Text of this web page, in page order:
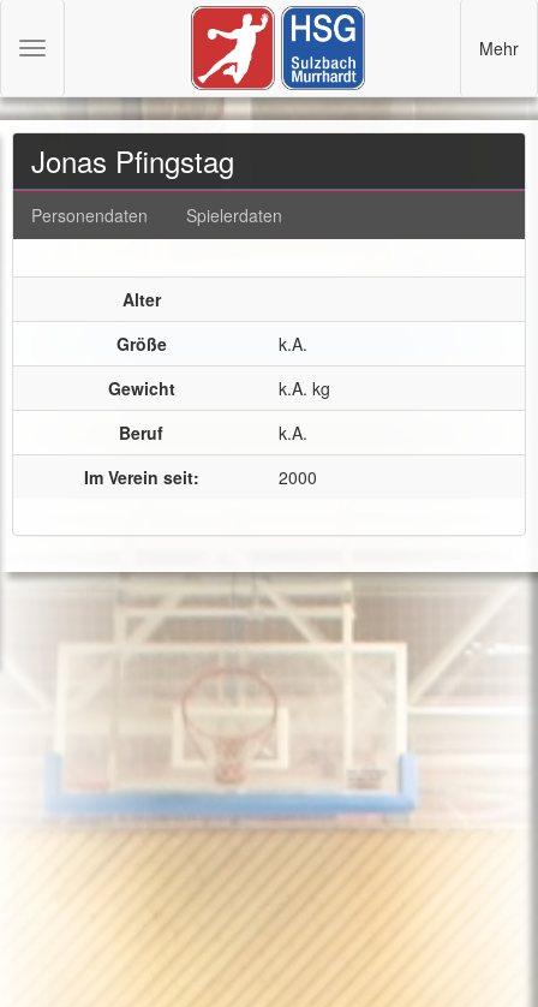
Jonas Pfingstag
Personendaten Spielerdaten
Alter
Größe
k.A.
Gewicht
k.A. kg
Beruf
k.A.
Im Verein seit:
2000
Toggle
Mehr